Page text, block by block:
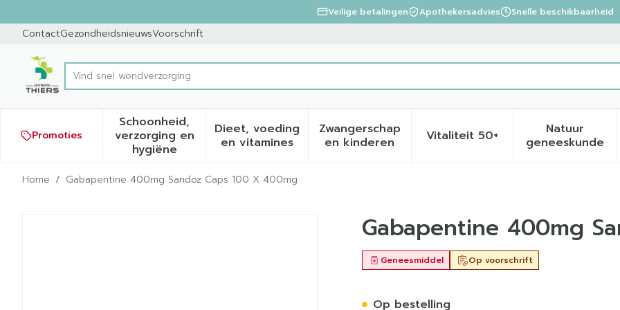
Veilige betalingen Apothekersadvies Snelle beschikbaarheid
ContactGezondheidsnieuwsVoorschrift
Product, merk, categorie...
Vind s
Promoties
Schoonheid,
verzorging en
hygiëneToon submenu voor Schoonheid, verzorging en hygiëne categorie
Dieet, voeding
en vitamines
Toon submenu voor Dieet, voeding en vitamines categorie
Zwangerschap
en kinderenToon submenu voor Zwangerschap en
Vitaliteit 50+Toon submenu voor
Natuur
geneeskunde
Toon
Home / Gabapentine 400mg Sandoz Caps 100 X 400mg
Gabapentine 400mg Sandoz Caps 100 X 400mg
Gabapentine 400mg
Op voorschrift
Geneesmiddel
Op bestelling